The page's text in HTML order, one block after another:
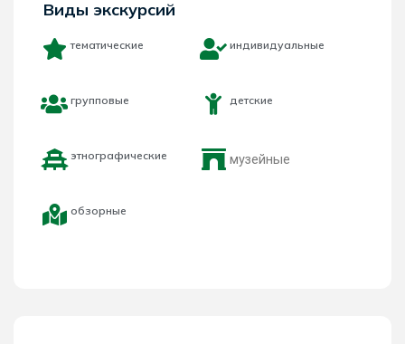
Виды экскурсий
тематические индивидуальные
групповые детские
этнографические музейные
обзорные